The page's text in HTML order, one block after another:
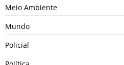
Meio Ambiente
Mundo
Policial